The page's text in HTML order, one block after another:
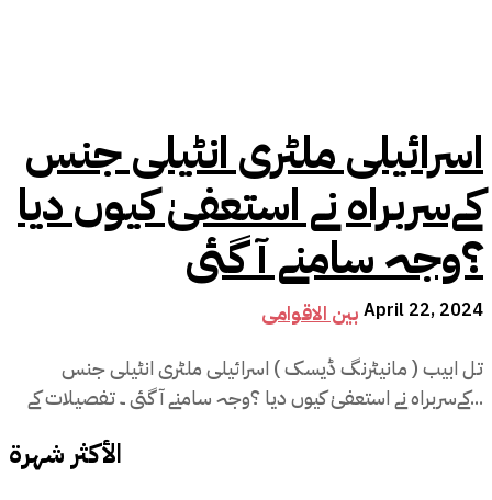
اسرائیلی ملٹری انٹیلی جنس
کےسربراہ نے استعفیٰ کیوں دیا
؟وجہ سامنے آ گئی
بین الاقوامی April 22, 2024
تل ابیب ( مانیٹرنگ ڈیسک ) اسرائیلی ملٹری انٹیلی جنس
کےسربراہ نے استعفیٰ کیوں دیا ؟وجہ سامنے آ گئی ۔ تفصیلات کے...
الأكثر شهرة